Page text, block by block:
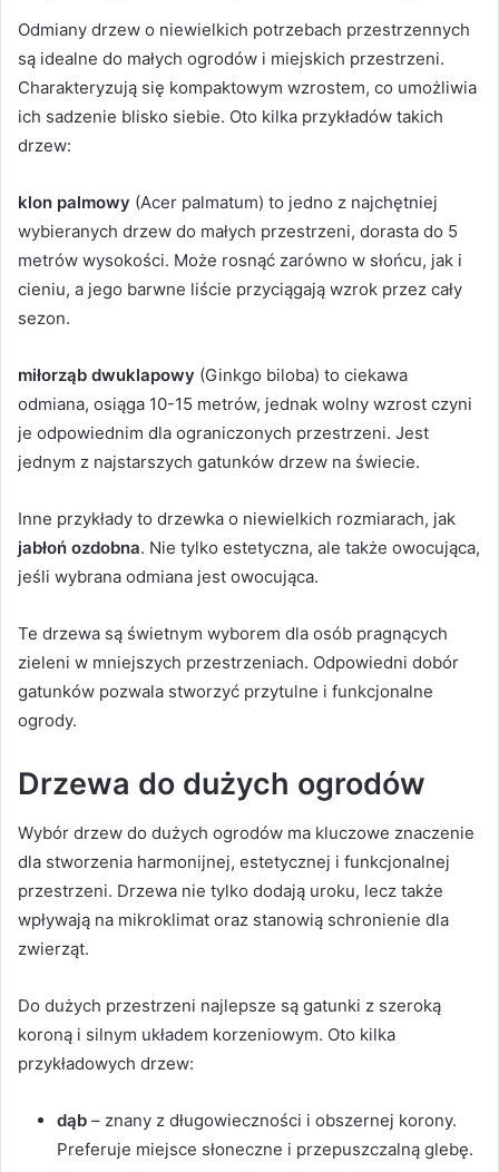
Odmiany drzew o niewielkich potrzebach przestrzennych
są idealne do małych ogrodów i miejskich przestrzeni.
Charakteryzują się kompaktowym wzrostem, co umożliwia
ich sadzenie blisko siebie. Oto kilka przykładów takich
drzew:
klon palmowy (Acer palmatum) to jedno z najchętniej
wybieranych drzew do małych przestrzeni, dorasta do 5
metrów wysokości. Może rosnąć zarówno w słońcu, jak i
cieniu, a jego barwne liście przyciągają wzrok przez cały
sezon.
miłorząb dwuklapowy (Ginkgo biloba) to ciekawa
odmiana, osiąga 10-15 metrów, jednak wolny wzrost czyni
je odpowiednim dla ograniczonych przestrzeni. Jest
jednym z najstarszych gatunków drzew na świecie.
Inne przykłady to drzewka o niewielkich rozmiarach, jak
jabłoń ozdobna. Nie tylko estetyczna, ale także owocująca,
jeśli wybrana odmiana jest owocująca.
Te drzewa są świetnym wyborem dla osób pragnących
zieleni w mniejszych przestrzeniach. Odpowiedni dobór
gatunków pozwala stworzyć przytulne i funkcjonalne
ogrody.
Drzewa do dużych ogrodów
Wybór drzew do dużych ogrodów ma kluczowe znaczenie
dla stworzenia harmonijnej, estetycznej i funkcjonalnej
przestrzeni. Drzewa nie tylko dodają uroku, lecz także
wpływają na mikroklimat oraz stanowią schronienie dla
zwierząt.
Do dużych przestrzeni najlepsze są gatunki z szeroką
koroną i silnym układem korzeniowym. Oto kilka
przykładowych drzew:
dąb – znany z długowieczności i obszernej korony.
Preferuje miejsce słoneczne i przepuszczalną glebę.